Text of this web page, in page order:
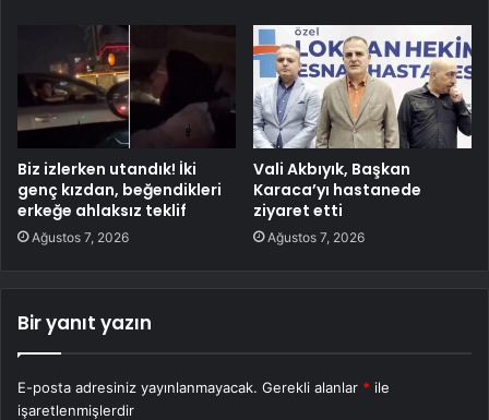
Biz izlerken utandık! İki
genç kızdan, beğendikleri
erkeğe ahlaksız teklif
Ağustos 7, 2026
Vali Akbıyık, Başkan
Karaca’yı hastanede
ziyaret etti
Ağustos 7, 2026
Bir yanıt yazın
E-posta adresiniz yayınlanmayacak. Gerekli alanlar * ile
işaretlenmişlerdir